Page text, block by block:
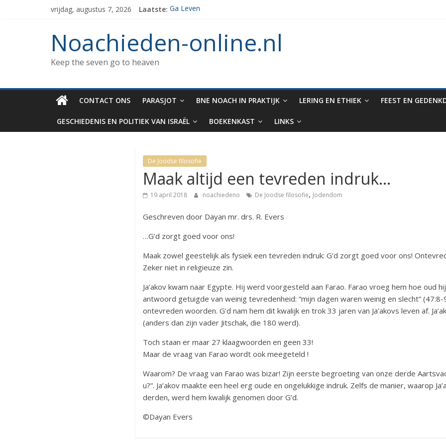
vrijdag, augustus 7, 2026 Laatste: Ga Leven
Wat kunnen Noachieden lezen tijdens Tishe B’Av?
De dood van Methuselah
Noachieden-online.nl
Keep the seven go to heaven
CONTACT ONS PARASJOT BNE NOACH IN PRAKTIJK LERING EN ETHIEK FEEST EN
GESCHIEDENIS EN POLITIEK VAN ISRAËL BOEKENKAST LINKS
De Joodse filosofie
Maak altijd een tevreden indruk…
19 april 2018 noachiedeno De Joodse filosofie, Jodendom
Geschreven door Dayan mr. drs. R. Evers
…G’d zorgt goed voor ons!
Maak zowel geestelijk als fysiek een tevreden indruk: G’d zorgt goed voor ons!
Zeker niet in religieuze zin.
Ja’akov kwam naar Egypte. Hij werd voorgesteld aan Farao. Farao vroeg hem hoe oud hij
antwoord getuigde van weinig tevredenheid: “mijn dagen waren weinig en slecht” (47:8-
ontevreden woorden. G’d nam hem dit kwalijk en trok 33 jaren van Ja’akovs leven af.
(anders dan zijn vader Jitschak, die 180 werd).
Toch staan er maar 27 klaagwoorden en geen 33!
Maar de vraag van Farao wordt ook meegeteld !
Waarom? De vraag van Farao was bizar! Zijn eerste begroeting van onze derde
u?”. Ja’akov maakte een heel erg oude en ongelukkige indruk. Zelfs de manier, waarop
derden, werd hem kwalijk genomen door G’d.
©Dayan Evers